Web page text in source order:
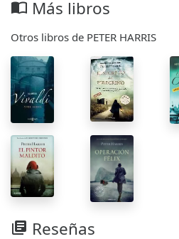
import_contacts Más libros
Otros libros de PETER HARRIS
library_books Reseñas